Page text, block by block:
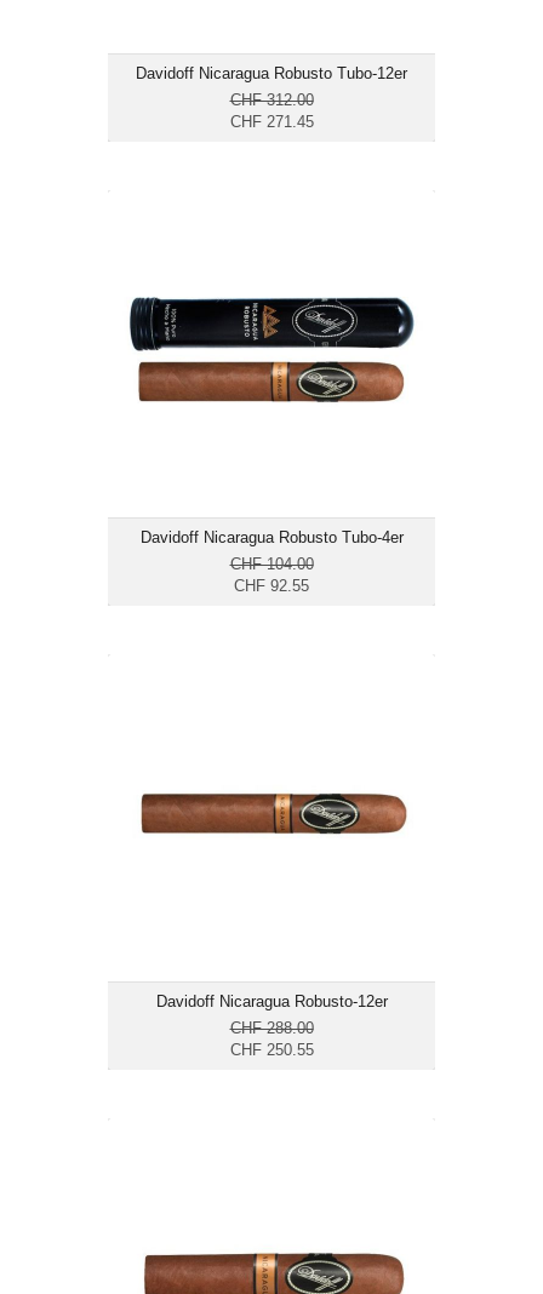
Davidoff Nicaragua Robusto Tubo-12er
CHF 312.00
CHF 271.45
Davidoff Nicaragua Robusto Tubo-4er
CHF 104.00
CHF 92.55
Format: Robusto
Ringmass: 50
Länge: 12.7
mittelkräftig bis kräftig
Davidoff Nicaragua Robusto-12er
CHF 288.00
CHF 250.55
Ringmass: 50
Länge: 12.7
mittelkräftig bis kräftig
Ringmass: 46
Länge: 9.5